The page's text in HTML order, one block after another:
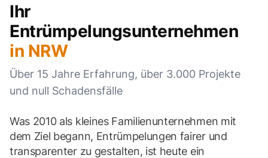
Ihr
Entrümpelungsunternehmen
in NRW
Über 15 Jahre Erfahrung, über 3.000 Projekte
und null Schadensfälle
Was 2010 als kleines Familienunternehmen mit
dem Ziel begann, Entrümpelungen fairer und
transparenter zu gestalten, ist heute ein